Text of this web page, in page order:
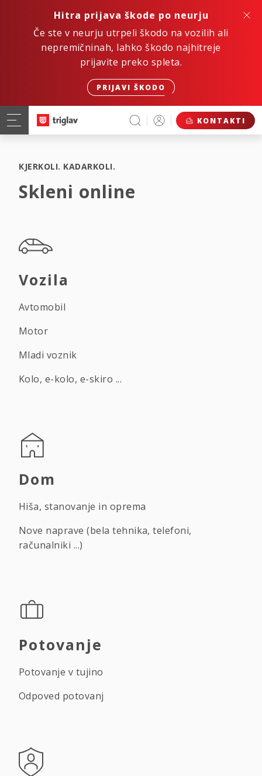
Hitra prijava škode po neurju
Če ste v neurju utrpeli škodo na vozilih ali
nepremičninah, lahko škodo najhitreje
prijavite preko spleta.
PRIJAVI ŠKODO
KONTAKTI
KJERKOLI. KADARKOLI.
Skleni online
Vozila
Avtomobil
Motor
Mladi voznik
Kolo, e-kolo, e-skiro ...
Dom
Hiša, stanovanje in oprema
Nove naprave (bela tehnika, telefoni,
računalniki ...)
Potovanje
Potovanje v tujino
Odpoved potovanj